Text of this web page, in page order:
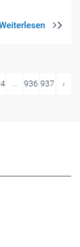
... 936 937 ›